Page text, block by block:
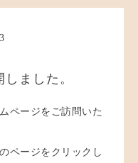
ました。
ページをご訪問いた
ページをクリックし